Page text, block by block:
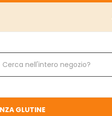
Prodotto
GLUTINE